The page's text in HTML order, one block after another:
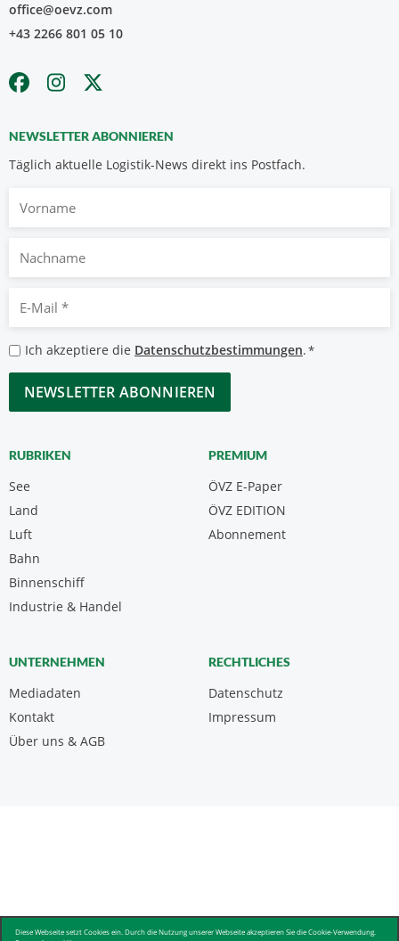
Diese Webseite setzt Cookies ein. Durch die Nutzung unserer Webseite akzeptieren Sie die Cookie-Verwendung.
office@oevz.com
+43 2266 801 05 10
NEWSLETTER ABONNIEREN
Täglich aktuelle Logistik-News direkt ins Postfach.
Nachname
Mail
*
Datenschutzbestimmungen
*
Ich akzeptiere die Datenschutzbestimmungen.*
CAPTCHA
RUBRIKEN
See
Land
Luft
Bahn
Binnenschiff
Industrie & Handel
PREMIUM
ÖVZ E-Paper
Abonnement
ÖVZ EDITION
UNTERNEHMEN
Mediadaten
Kontakt
Über uns & AGB
RECHTLICHES
Datenschutz
Impressum